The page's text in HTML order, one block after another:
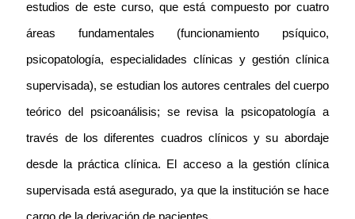
estudios de este curso, que está compuesto por cuatro
áreas fundamentales (funcionamiento psíquico,
psicopatología, especialidades clínicas y gestión clínica
supervisada), se estudian los autores centrales del cuerpo
teórico del psicoanálisis; se revisa la psicopatología a
través de los diferentes cuadros clínicos y su abordaje
desde la práctica clínica. El acceso a la gestión clínica
supervisada está asegurado, ya que la institución se hace